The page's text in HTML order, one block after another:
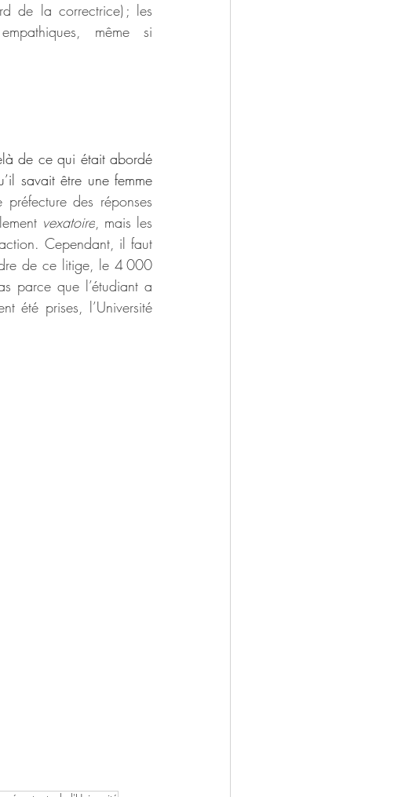
de la correctrice) ; les
même si
de ce qui était abordé
savait être une femme
des réponses
vexatoire, mais les
Cependant, il faut
de ce litige, le 4 000
parce que l’étudiant a
été prises, l’Université